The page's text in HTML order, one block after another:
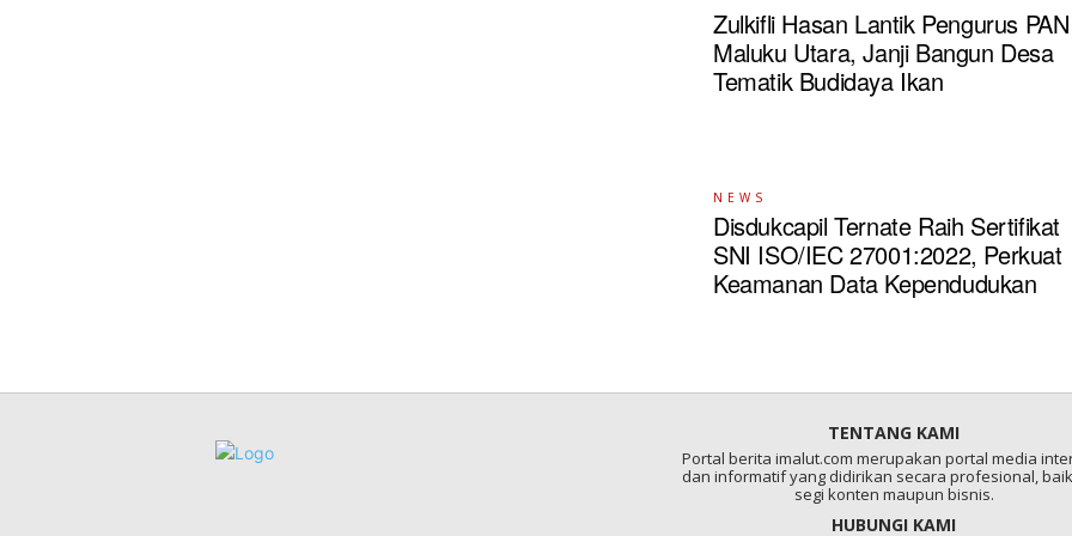
Zulkifli Hasan Lantik Pengurus PAN
Maluku Utara, Janji Bangun Desa
Tematik Budidaya Ikan
NEWS
Disdukcapil Ternate Raih Sertifikat
SNI ISO/IEC 27001:2022, Perkuat
Keamanan Data Kependudukan
TENTANG KAMI
Portal berita imalut.com merupakan portal media
dan informatif yang didirikan secara profesional,
segi konten maupun bisnis.
HUBUNGI KAMI